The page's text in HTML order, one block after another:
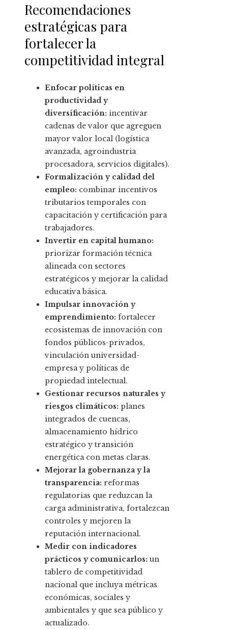
Recomendaciones
estratégicas para
fortalecer la
competitividad integral
Enfocar políticas en
productividad y
diversificación: incentivar
cadenas de valor que agreguen
mayor valor local (logística
avanzada, agroindustria
procesadora, servicios digitales).
Formalización y calidad del
empleo: combinar incentivos
tributarios temporales con
capacitación y certificación para
trabajadores.
Invertir en capital humano:
priorizar formación técnica
alineada con sectores
estratégicos y mejorar la calidad
educativa básica.
Impulsar innovación y
emprendimiento: fortalecer
ecosistemas de innovación con
fondos públicos-privados,
vinculación universidad-
empresa y políticas de
propiedad intelectual.
Gestionar recursos naturales y
riesgos climáticos: planes
integrados de cuencas,
almacenamiento hídrico
estratégico y transición
energética con metas claras.
Mejorar la gobernanza y la
transparencia: reformas
regulatorias que reduzcan la
carga administrativa, fortalezcan
controles y mejoren la
reputación internacional.
Medir con indicadores
prácticos y comunicarlos: un
tablero de competitividad
nacional que incluya métricas
económicas, sociales y
ambientales y que sea público y
actualizado.